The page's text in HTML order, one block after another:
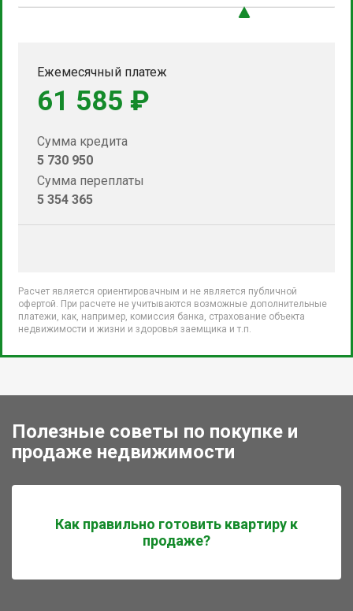
Ежемесячный платеж
61 585 ₽
Сумма кредита
5 730 950
Сумма переплаты
5 354 365
Расчет является ориентировачным и не является публичной
офертой. При расчете не учитываются возможные дополнительные
платежи, как, например, комиссия банка, страхование объекта
недвижимости и жизни и здоровья заемщика и т.п.
Полезные советы по покупке и
продаже недвижимости
Как правильно готовить квартиру к
продаже?